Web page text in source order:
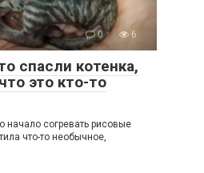
0 6
спасли котенка,
это кто-то
начало согревать рисовые
что-то необычное,